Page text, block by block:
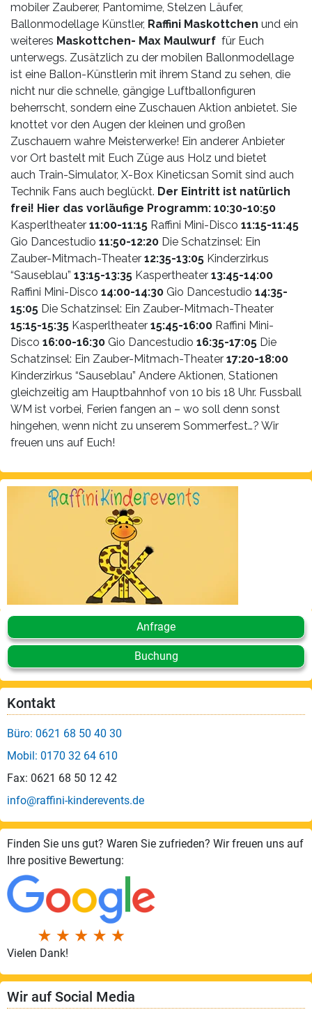
mobiler Zauberer, Pantomime, Stelzen Läufer,
Ballonmodellage Künstler, Raffini Maskottchen und ein
weiteres Maskottchen- Max Maulwurf für Euch
unterwegs. Zusätzlich zu der mobilen Ballonmodellage
ist eine Ballon-Künstlerin mit ihrem Stand zu sehen, die
nicht nur die schnelle, gängige Luftballonfiguren
beherrscht, sondern eine Zuschauen Aktion anbietet. Sie
knottet vor den Augen der kleinen und großen
Zuschauern wahre Meisterwerke! Ein anderer Anbieter
vor Ort bastelt mit Euch Züge aus Holz und bietet
auch Train-Simulator, X-Box Kineticsan Somit sind auch
Technik Fans auch beglückt. Der Eintritt ist natürlich
frei! Hier das vorläufige Programm: 10:30-10:50
Kasperltheater 11:00-11:15 Raffini Mini-Disco 11:15-11:45
Gio Dancestudio 11:50-12:20 Die Schatzinsel: Ein
Zauber-Mitmach-Theater 12:35-13:05 Kinderzirkus
“Sauseblau” 13:15-13:35 Kaspertheater 13:45-14:00
Raffini Mini-Disco 14:00-14:30 Gio Dancestudio 14:35-
15:05 Die Schatzinsel: Ein Zauber-Mitmach-Theater
15:15-15:35 Kasperltheater 15:45-16:00 Raffini Mini-
Disco 16:00-16:30 Gio Dancestudio 16:35-17:05 Die
Schatzinsel: Ein Zauber-Mitmach-Theater 17:20-18:00
Kinderzirkus “Sauseblau” Andere Aktionen, Stationen
gleichzeitig am Hauptbahnhof von 10 bis 18 Uhr. Fussball
WM ist vorbei, Ferien fangen an – wo soll denn sonst
hingehen, wenn nicht zu unserem Sommerfest…? Wir
freuen uns auf Euch!
Anfrage
Buchung
Kontakt
Büro: 0621 68 50 40 30
Mobil: 0170 32 64 610
Fax: 0621 68 50 12 42
info@raffini-kinderevents.de
Finden Sie uns gut? Waren Sie zufrieden? Wir freuen uns auf
Ihre positive Bewertung:
Vielen Dank!
Wir auf Social Media